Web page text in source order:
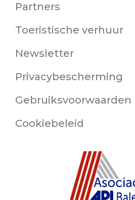
Partners
Toeristische verhuur
Newsletter
Privacybescherming
Gebruiksvoorwaarden
Cookiebeleid